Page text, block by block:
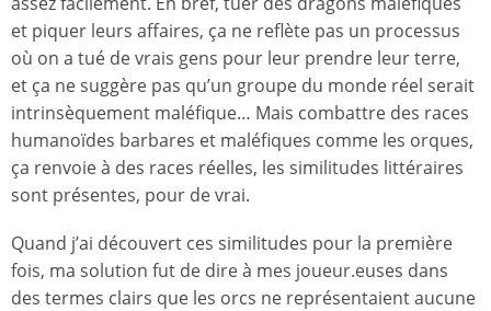
et piquer leurs affaires, ça ne reflète pas un processus
où on a tué de vrais gens pour leur prendre leur terre,
et ça ne suggère pas qu’un groupe du monde réel serait
intrinsèquement maléfique… Mais combattre des races
humanoïdes barbares et maléfiques comme les orques,
ça renvoie à des races réelles, les similitudes littéraires
sont présentes, pour de vrai.
Quand j’ai découvert ces similitudes pour la première
fois, ma solution fut de dire à mes joueur.euses dans
des termes clairs que les orcs ne représentaient aucune